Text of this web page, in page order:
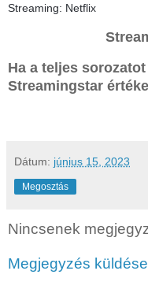
Streaming: Netflix
Ha a teljes
Streamingstar
Dátum: június 15, 2023
Megosztás
Nincsenek
Megjegyzés küldése